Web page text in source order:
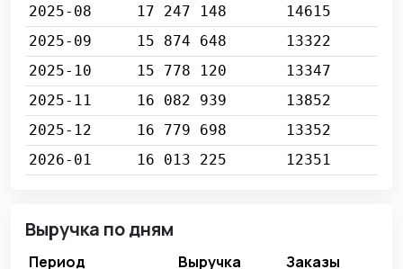
2025-08
17 247 148
14615
2025-09
15 874 648
13322
2025-10
15 778 120
13347
2025-11
16 082 939
13852
2025-12
16 779 698
13352
2026-01
16 013 225 12351
Выручка по дням
Период Выручка Заказы